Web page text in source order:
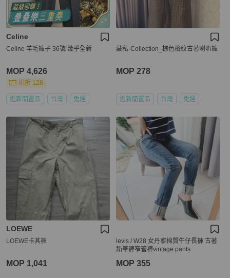
Celine
Celine 羊毛褲子 36號 幾乎全新
MOP 4,626
現折 128
近新閒置品 台灣 免運
藏私·Collection_棕色格紋古著喇叭褲
MOP 278
近新閒置品 台灣 免運
LOEWE
LOEWE卡其褲
MOP 1,041
levis / W28 女丹寧棉質牛仔長褲 古著
鉛筆褲窄管褲vintage pants
MOP 355